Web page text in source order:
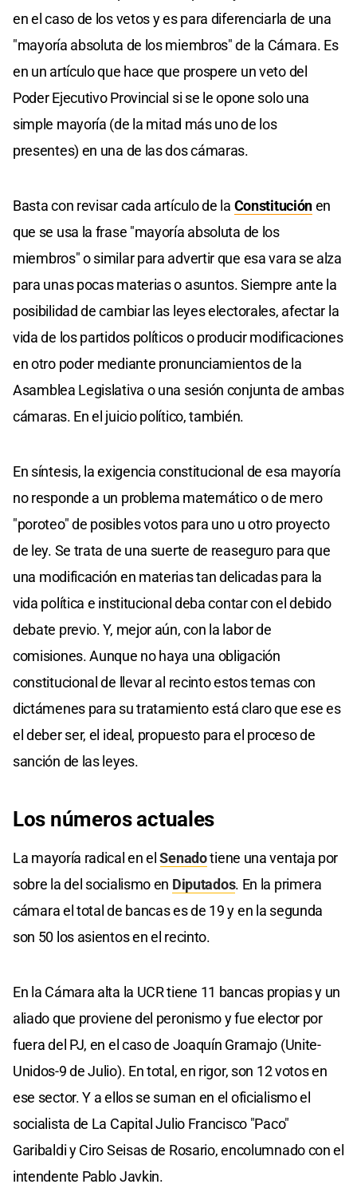
en el caso de los vetos y es para diferenciarla de una
"mayoría absoluta de los miembros" de la Cámara. Es
en un artículo que hace que prospere un veto del
Poder Ejecutivo Provincial si se le opone solo una
simple mayoría (de la mitad más uno de los
presentes) en una de las dos cámaras.
Basta con revisar cada artículo de la Constituciónen
que se usa la frase "mayoría absoluta de los
miembros" o similar para advertir que esa vara se alza
para unas pocas materias o asuntos. Siempre ante la
posibilidad de cambiar las leyes electorales, afectar la
vida de los partidos políticos o producir modificaciones
en otro poder mediante pronunciamientos de la
Asamblea Legislativa o una sesión conjunta de ambas
cámaras. En el juicio político, también.
En síntesis, la exigencia constitucional de esa mayoría
no responde a un problema matemático o de mero
"poroteo" de posibles votos para uno u otro proyecto
de ley. Se trata de una suerte de reaseguro para que
una modificación en materias tan delicadas para la
vida política e institucional deba contar con el debido
debate previo. Y, mejor aún, con la labor de
comisiones. Aunque no haya una obligación
constitucional de llevar al recinto estos temas con
dictámenes para su tratamiento está claro que ese es
el deber ser, el ideal, propuesto para el proceso de
sanción de las leyes.
Los númerosactuales
La mayoría radical en elSenadotiene una ventaja por
sobre la del socialismo en Diputados. En la primera
cámara el total de bancas es de 19 y en la segunda
son 50 los asientos en el recinto.
En la Cámara alta la UCR tiene 11 bancas propias y un
aliado que proviene del peronismo y fue elector por
fuera del PJ, en el caso de Joaquín Gramajo (Unite-
Unidos-9 de Julio). En total, en rigor, son 12 votos en
ese sector. Y a ellos se suman en el oficialismo el
socialista de La Capital Julio Francisco "Paco"
Garibaldi y Ciro Seisas de Rosario, encolumnado con el
intendente Pablo Javkin.